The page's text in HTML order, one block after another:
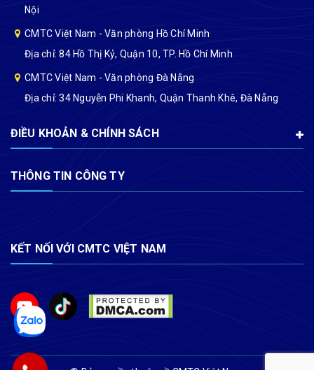
Nội
CMTC Việt Nam - Văn phòng Hồ Chí Minh
Địa chỉ: 84 Hồ Thị Kỷ, Quận 10, TP. Hồ Chí Minh
CMTC Việt Nam - Văn phòng Đà Nẵng
Địa chỉ: 34 Nguyễn Phi Khanh, Quận Thanh Khê, Đà Nẵng
ĐIỀU KHOẢN & CHÍNH SÁCH
THÔNG TIN CÔNG TY
KẾT NỐI VỚI CMTC VIỆT NAM